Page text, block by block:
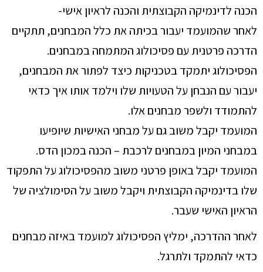
הכנה לדינמיקה הקבוצתית והכנה לראיון אישי-
לאחר שהמועמד יעבור בכיתה את כלל המבחנים, תתקיים
הדרכה פרטנית עם פסיכולוג המתמחה במבחנים.
הפסיכולוג יתמקד בטכניקות כיצד לפתור את המבחנים,
יעבור עם הנבחן על הטעויות שלו וילמד אותו איך כדאי
להתמודד ולשפר מבחנים אלו.
המועמד יקבל משוב גם על מבחני האישיות שיופיעו
במבחני המיון במבחנים לרכבת – הכנה במכון הדס.
המועמד יקבל באופן פרטני משוב מהפסיכולוג על התפקוד
שלו בדינמיקה הקבוצתית ויקבל משוב על הסימולציה של
הראיון האישי שעבר.
לאחר ההדרכה, ימליץ הפסיכולוג למועמד באיזה מבחנים
כדאי להתמקד ולתרגל.